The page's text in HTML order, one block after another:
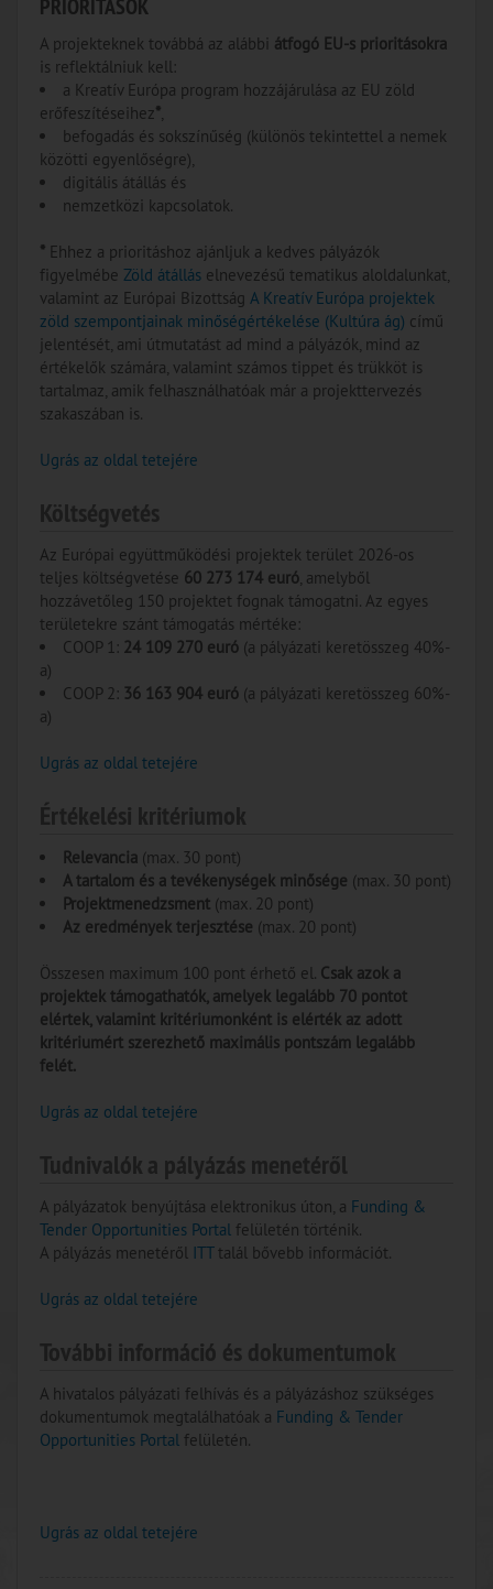
PRIORITÁSOK
A projekteknek továbbá az alábbi átfogó EU-s prioritásokra
is reflektálniuk kell:
a Kreatív Európa program hozzájárulása az EU zöld
erőfeszítéseihez*,
befogadás és sokszínűség (különös tekintettel a nemek
közötti egyenlőségre),
digitális átállás és
nemzetközi kapcsolatok.
* Ehhez a prioritáshoz ajánljuk a kedves pályázók
figyelmébe Zöld átállás elnevezésű tematikus aloldalunkat,
valamint az Európai Bizottság A Kreatív Európa projektek
zöld szempontjainak minőségértékelése (Kultúra ág) című
jelentését, ami útmutatást ad mind a pályázók, mind az
értékelők számára, valamint számos tippet és trükköt is
tartalmaz, amik felhasználhatóak már a projekttervezés
szakaszában is.
Ugrás az oldal tetejére
Költségvetés
Az Európai együttműködési projektek terület 2026-os
teljes költségvetése 60 273 174 euró, amelyből
hozzávetőleg 150 projektet fognak támogatni. Az egyes
területekre szánt támogatás mértéke:
COOP 1: 24 109 270 euró (a pályázati keretösszeg 40%-
a)
COOP 2: 36 163 904 euró (a pályázati keretösszeg 60%-
a)
Ugrás az oldal tetejére
Értékelési kritériumok
Relevancia (max. 30 pont)
A tartalom és a tevékenységek minősége (max. 30 pont)
Projektmenedzsment (max. 20 pont)
Az eredmények terjesztése (max. 20 pont)
Összesen maximum 100 pont érhető el. Csak azok a
projektek támogathatók, amelyek legalább 70 pontot
elértek, valamint kritériumonként is elérték az adott
kritériumért szerezhető maximális pontszám legalább
felét.
Ugrás az oldal tetejére
Tudnivalók a pályázás menetéről
A pályázatok benyújtása elektronikus úton, a Funding &
Tender Opportunities Portal felületén történik.
A pályázás menetéről ITTtalál bővebb információt.
Ugrás az oldal tetejére
További információ és dokumentumok
A hivatalos pályázati felhívás és a pályázáshoz szükséges
dokumentumok megtalálhatóak a Funding & Tender
Opportunities Portal felületén.
Ugrás az oldal tetejére